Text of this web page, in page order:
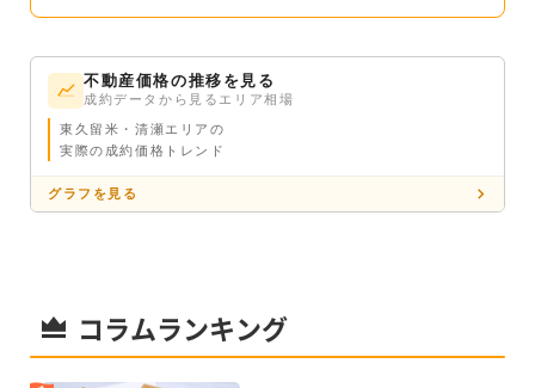
不動産価格の推移を見る
成約データから見るエリア相場
東久留米・清瀬エリアの
実際の成約価格トレンド
グラフを見る
コラムランキング